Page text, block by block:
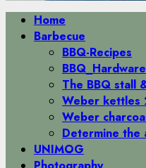
Primäres
Menü
Home
Barbecue
BBQ-Recipes
BBQ_Hardware
The BBQ stall
Weber kettles
Weber
Determine the
UNIMOG